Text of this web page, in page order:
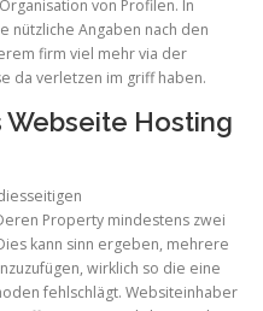
von Profilen. In
nützliche Angaben nach den
firm viel mehr via der
da verletzen im griff haben.
Hosting
Property mindestens zwei
kann sinn ergeben, mehrere
wirklich so die eine
fehlschlägt. Websiteinhaber